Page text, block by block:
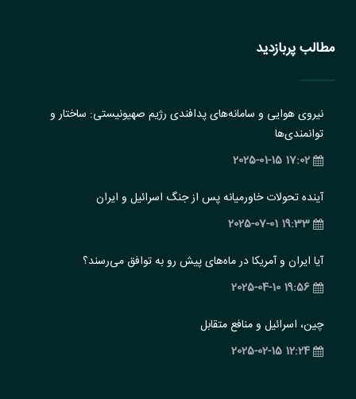
مطالب پربازدید
نیروی هوایی و سامانه‌های پدافندی رژیم صهیونیستی: ساختار و
‏توانمندی‌ها
17:02 2025-01-15
آینده تحولات خاورمیانه پس از جنگ اسرائیل و ایران
19:33 2025-07-01
آیا ایران و آمریکا در ماه‌های پیش رو به توافق می‌رسند؟
19:56 2025-04-10
چین، اسرائیل و منافع متقابل
12:24 2025-02-15